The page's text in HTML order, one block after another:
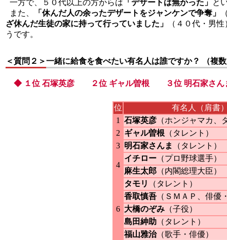
一方で、５０代以上の方からは 「デザートは無かった」 と
また、
「休んだ人の余ったデザートをジャンケンで争奪」
ざ休んだ生徒の家に持って行っていました」
（４０代・男
うです。
＜質問２＞一緒に給食を食べたい有名人は誰ですか？ （複
◆ １位 石塚英彦 ２位 ギャル曽根 ３位 明石家さん
位
有名人（肩書
1
石塚英彦 （ホンジャマカ、
2 ギャル曽根 （タレント）
3 明石家さんま （タレント）
4
イチロー （プロ野球選手）
麻生太郎 （内閣総理大臣）
6
タモリ
（タレント）
香取慎吾 （ＳＭＡＰ、俳優
大橋のぞみ （子役）
島田紳助 （タレント）
福山雅治（歌手・俳優）